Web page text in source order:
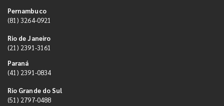
Pernambuco
(81) 3264-0921
Rio de Janeiro
(21) 2391-3161
Paraná
(41) 2391-0834
Rio Grande do Sul
(51) 2797-0488